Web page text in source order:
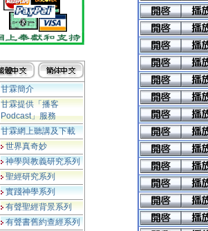
甘霖簡介
甘霖提供「播客
Podcast」服務
甘霖網上聽講及下載
世界真奇妙
神學與教義研究系列
聖經研究系列
實踐神學系列
有聲聖經背景系列
有聲書舊約查經系列